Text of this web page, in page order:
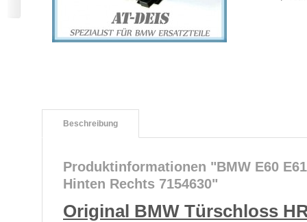
Beschreibung
Produktinformationen "BMW E60
Hinten Rechts 7154630"
Original BMW Türschloss